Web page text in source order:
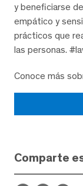
y beneficiarse
empático y
prácticos que
las personas.
Conoce más
Comparte